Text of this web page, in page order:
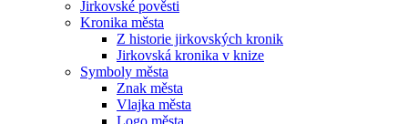
Jirkovské pověsti
Kronika města
Z historie jirkovských kronik
Jirkovská kronika v knize
Symboly města
Znak města
Vlajka města
Logo města